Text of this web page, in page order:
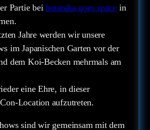
Partie beibotanika goes space in
Jahre werden wir unsere
im Japanischen Garten vor der
dem Koi-Becken mehrmals am
eine Ehre, in dieser
Location aufzutreten.
sind wir gemeinsam mit dem